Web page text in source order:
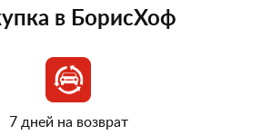
в БорисХоф
7 дней на возврат